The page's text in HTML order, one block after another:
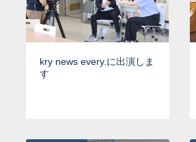
kry news every.に出演しま
す